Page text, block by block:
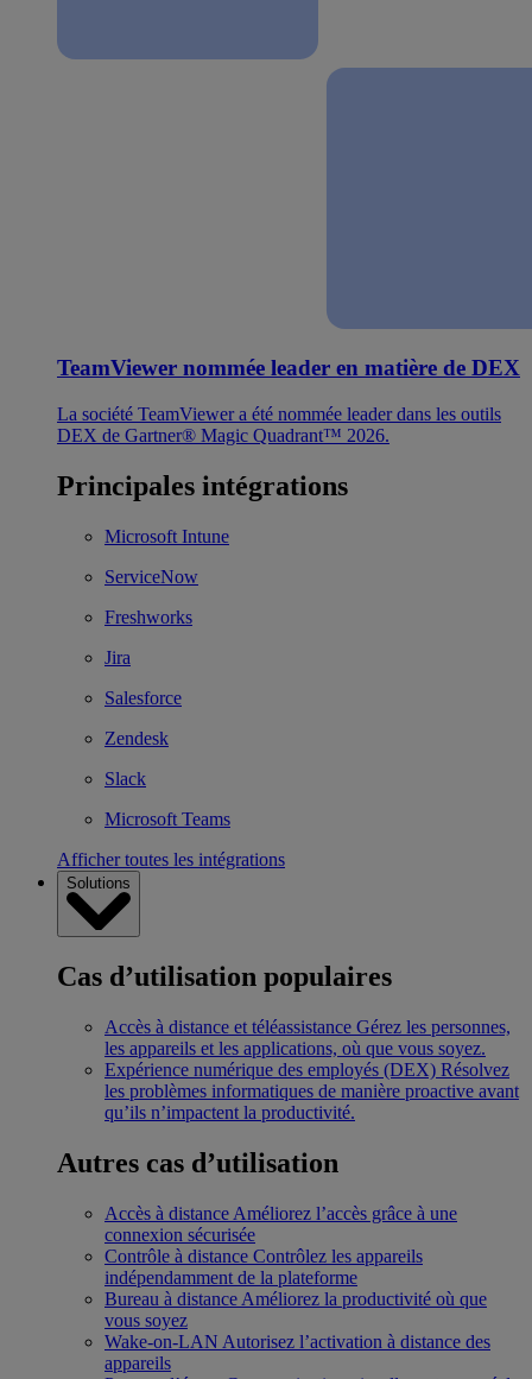
TeamViewer nommée leader en matière de DEX
La société TeamViewer a été nommée leader dans les outils
DEX de Gartner® Magic Quadrant™ 2026.
Principales intégrations
Microsoft Intune
ServiceNow
Freshworks
Jira
Salesforce
Zendesk
Slack
Microsoft Teams
Afficher toutes les intégrations
Solutions
Cas d’utilisation populaires
Accès à distance et téléassistance Gérez les personnes,
les appareils et les applications, où que vous soyez.
Expérience numérique des employés (DEX) Résolvez
les problèmes informatiques de manière proactive avant
qu’ils n’impactent la productivité.
Autres cas d’utilisation
Accès à distance Améliorez l’accès grâce à une
connexion sécurisée
Contrôle à distance Contrôlez les appareils
indépendamment de la plateforme
Bureau à distance Améliorez la productivité où que
vous soyez
Wake-on-LAN Autorisez l’activation à distance des
appareils